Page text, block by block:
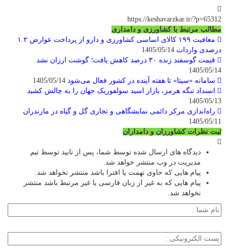
https://keshavarzkar.ir/?p=65312
مطالب مرتبط با کشاورزی و دامداری
معافیت ۱۹۹ کالای اساسی کشاورزی و دارو از پرداخت عوارض ۱.۲
درصدی واردات
قیمت گوسفند زنده ۳۰ درصد کاهش یافت؛ گوشت ارزان نشد
1405/05/14
سامانه «سیتا» تا هفته آینده در کشور فعال می‌شود
انسداد تنگه هرمز، بازار اسید سولفوریک جهان را به چالش کشید
1405/05/13
راه‌اندازی مرکز دائمی نمایشگاهی و تجاری گل و گیاه در مازندران
1405/05/11
ثبت نظرات کشاورزان و دامداران
دیدگاه های ارسال شده توسط شما، پس از تایید توسط تیم
مدیریت در وب منتشر خواهد شد.
پیام هایی که حاوی تهمت یا افترا باشد منتشر نخواهد شد.
پیام هایی که به غیر از زبان فارسی یا غیر مرتبط باشد منتشر
نخواهد شد.